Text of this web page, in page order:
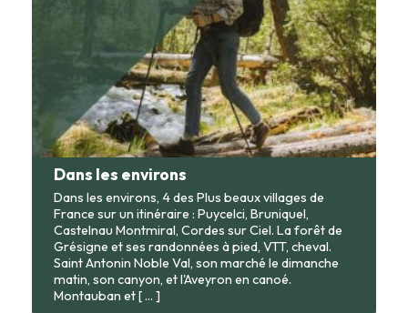
Dans les environs
Dans les environs, 4 des Plus beaux villages de
France sur un itinéraire : Puycelci, Bruniquel,
Castelnau Montmiral, Cordes sur Ciel. La forêt de
Grésigne et ses randonnées à pied, VTT, cheval.
Saint Antonin Noble Val, son marché le dimanche
matin, son canyon, et l'Aveyron en canoé.
Montauban et[ ... ]